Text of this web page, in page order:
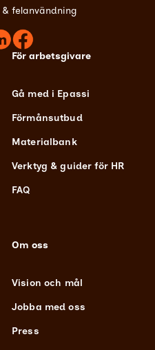
felanvändning
För arbetsgivare
Gå med i Epassi
Förmånsutbud
Materialbank
Verktyg & guider för HR
FAQ
Om oss
Vision och mål
Jobba med oss
Press